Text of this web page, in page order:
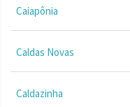
Caiapônia
Caldas Novas
Caldazinha